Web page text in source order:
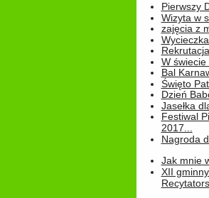
Pierwszy
Wizyta w
zajęcia z
W świecie
Bal
Święto
Dzień
Jasełka
Festiwal
2017...
Nagroda
Jak mnie
XII